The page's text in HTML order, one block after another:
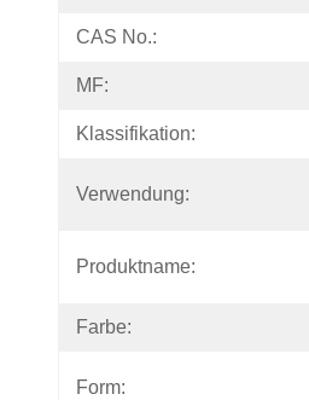
CAS No.:
MF:
Klassifikation:
Verwendung:
Produktname:
Farbe:
Form: